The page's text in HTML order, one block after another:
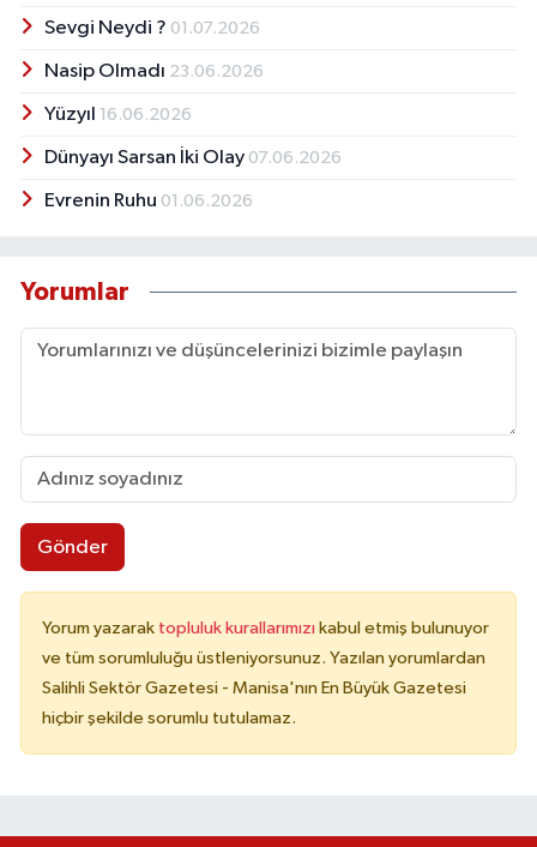
Sevgi Neydi ? 01.07.2026
Nasip Olmadı 23.06.2026
Yüzyıl 16.06.2026
Dünyayı Sarsan İki Olay 07.06.2026
Evrenin Ruhu 01.06.2026
Yorumlar
Gönder
Yorum yazarak topluluk kurallarımızı kabul etmiş bulunuyor
ve tüm sorumluluğu üstleniyorsunuz. Yazılan yorumlardan
Salihli Sektör Gazetesi - Manisa'nın En Büyük Gazetesi
hiçbir şekilde sorumlu tutulamaz.